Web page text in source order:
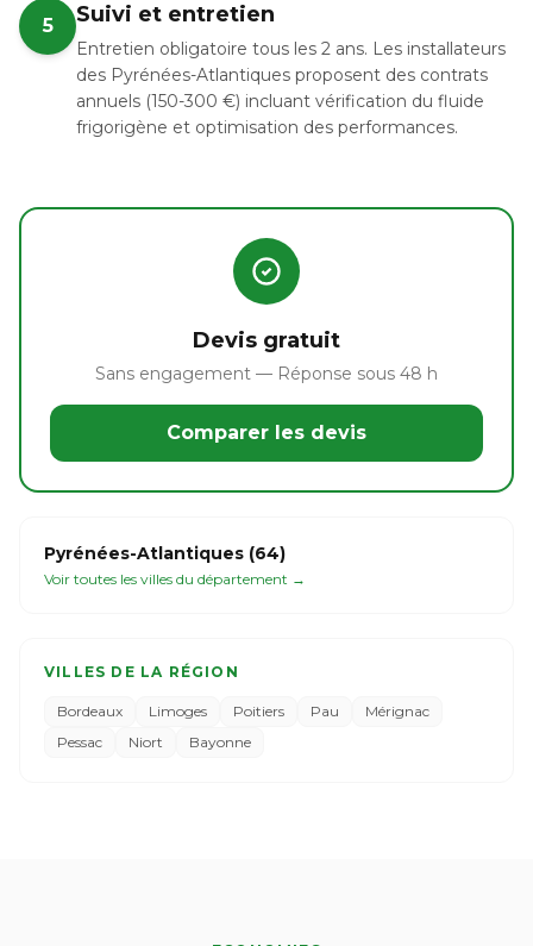
5 Suivi et entretien
Entretien obligatoire tous les 2 ans. Les installateurs
des Pyrénées-Atlantiques proposent des contrats
annuels (150-300 €) incluant vérification du fluide
frigorigène et optimisation des performances.
Devis gratuit
Sans engagement — Réponse sous 48 h
Comparer les devis
Pyrénées-Atlantiques (64)
Voir toutes les villes du département →
VILLES DE LA RÉGION
Bordeaux Limoges Poitiers Pau
Mérignac
Pessac
Niort Bayonne